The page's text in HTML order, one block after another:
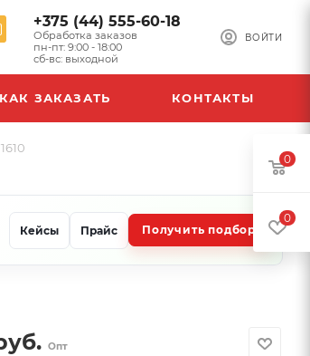
ВОЙТИ
+375 (44) 555-60-18
Обработка заказов
пн-пт: 9:00 - 18:00
сб-вс: выходной
КАК ЗАКАЗАТЬ КОНТАКТЫ
Кейсы Прайс Получить подбор
Опт
0
0